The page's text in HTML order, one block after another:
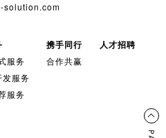
solution.com
服务
发服务
服务
携手同行
合作共赢
人才招聘